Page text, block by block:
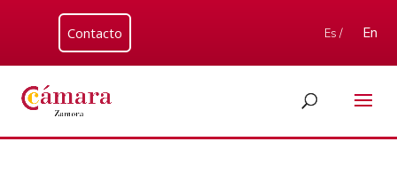
Contacto Es / En